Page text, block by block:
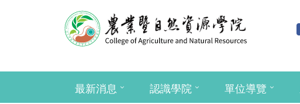
最新消息 認識學院 單位導覽